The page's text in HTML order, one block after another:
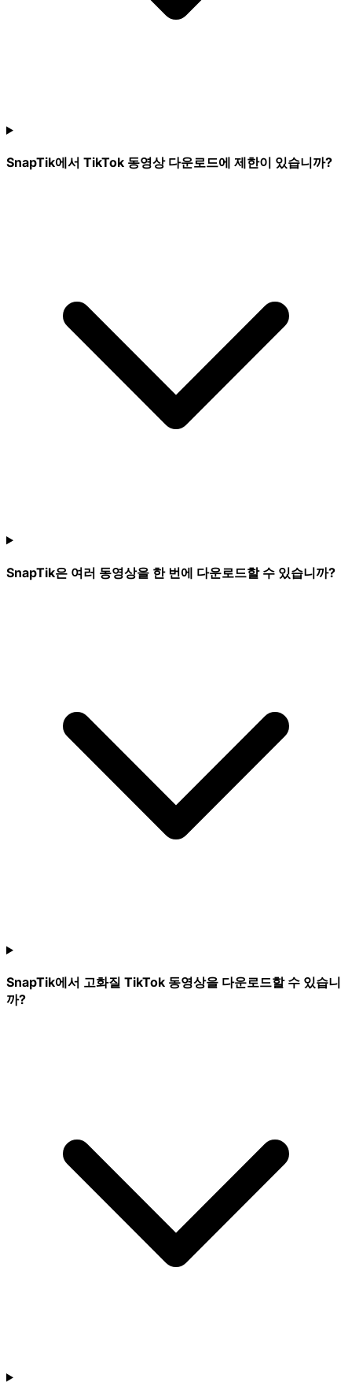
SnapTik에서 TikTok 동영상 다운로드에 제한이 있습니까?
SnapTik은 여러 동영상을 한 번에 다운로드할 수 있습니까?
SnapTik에서 고화질 TikTok 동영상을 다운로드할 수 있습니
까?